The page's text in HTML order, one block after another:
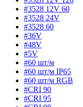
#3528 12V 60
#3528 24V
#3528 60
#36V
#48V
#5V
#60 шт/м
#60 шт/м IP65
#60 шт/м RGB
#CRI 90
#CRI 95